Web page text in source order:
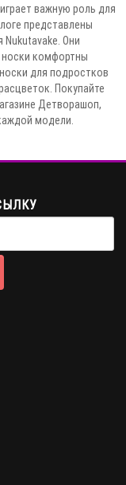
важную роль для
представлены
Они
носки комфортны
для подростков
Покупайте
Детворашоп,
модели.